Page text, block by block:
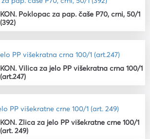
KON. Poklopac za pap. čaše P70, crni, 50/1
(392)
KON. Vilica za jelo PP višekratna crna 100/1
(art.247)
KON. Žlica za jelo PP višekratne crne 100/1
(art. 249)